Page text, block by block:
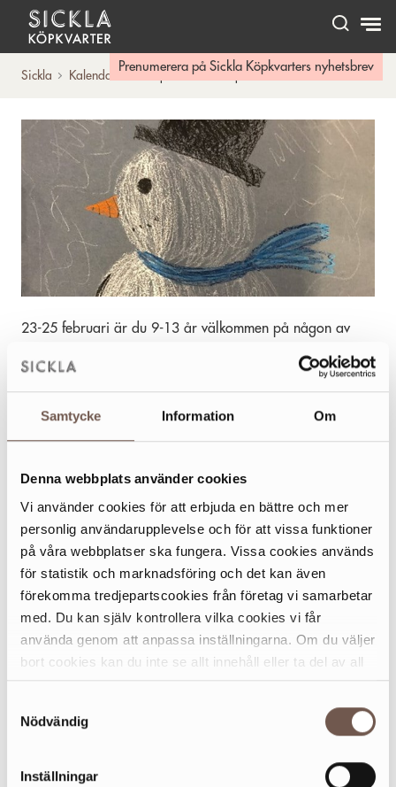
Samtycke Information Om
Denna webbplats använder cookies
Vi använder cookies för att erbjuda en bättre och mer
personlig användarupplevelse och för att vissa funktioner
på våra webbplatser ska fungera. Vissa cookies används
för statistik och marknadsföring och det kan även
förekomma tredjepartscookies från företag vi samarbetar
med. Du kan själv kontrollera vilka cookies vi får
använda genom att anpassa inställningarna. Om du väljer
bort cookies kan du inte se allt innehåll eller ta del av all
Nödvändig
Inställningar
Hem
Prenumerera på Sickla Köpkvarters nyhetsbrev
Sickla Kalendarium Sportlovskurser på...
23-25 februari är du 9-13 år välkommen på någon av
stop motion. Gör en skulptur i lera och testa att dreja. Stå
på ljussatt scen, i kostym och kanske improvisera? Läs mer
om kurserna nedan.
Animation 11-13 år – Sportlovskurs
Keramik 9-10 år – Sportlovskurs
Keramik 11-13 år – Sportlovskurs
Turboteater 9-10 år – Sportlovskurs
Turboteater 11–13 år – Sportlovskurs